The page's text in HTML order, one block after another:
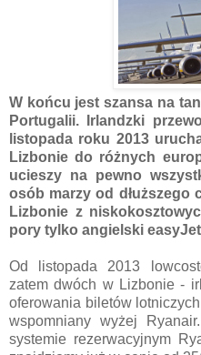
W końcu jest szansa na
Portugalii. Irlandzki
listopada roku 2013
Lizbonie do różnych
ucieszy na pewno
osób marzy od dłuższego
Lizbonie z
pory tylko angielski
Od listopada 2013
zatem dwóch w Lizbonie -
oferowania biletów
wspomniany wyżej
systemie rezerwacyjnym